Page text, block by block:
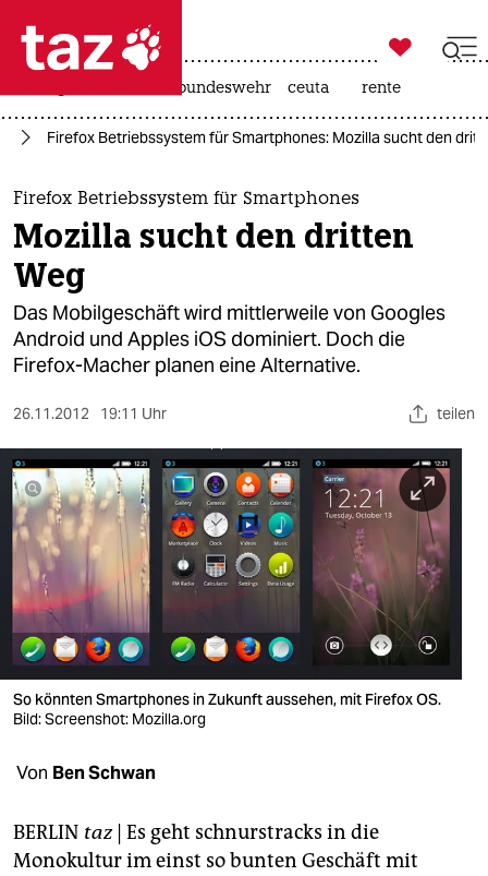
 taz zahl ich
taz zahl ich
themen
politik
öko
gesellschaft
sport
berlin
nord
wahrheit
verlag
verlag
veranstaltungen
shop
unterstützen

taz zahl ich
bundeswehr ceuta rente
Firefox Betriebssystem für Smartphones: Mozilla sucht den
Firefox Betriebssystem für Smartphones
Mozilla sucht den dritten
Weg
Das Mobilgeschäft wird mittlerweile von Googles
Android und Apples iOS dominiert. Doch die
Firefox-Macher planen eine Alternative.
26.11.2012 19:11 Uhr teilen
So könnten Smartphones in Zukunft aussehen, mit Firefox OS.
Bild: Screenshot: Mozilla.org
Von Ben Schwan
BERLIN taz| Es geht schnurstracks in die
Monokultur im einst so bunten Geschäft mit